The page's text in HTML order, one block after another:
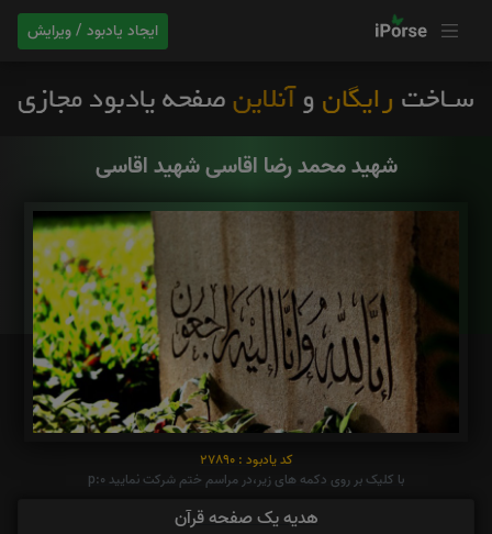
ایجاد یادبود / ویرایش
شهید محمد رضا اقاسی شهید اقاسی
کد یادبود : 27890
با کلیک بر روی دکمه های زیر،در مراسم ختم شرکت نمایید p:0
هدیه یک صفحه قرآن